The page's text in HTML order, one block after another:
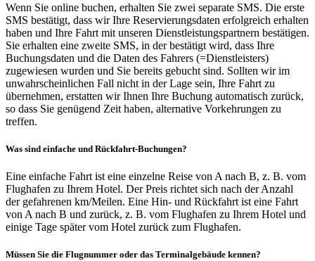
Wenn Sie online buchen, erhalten Sie zwei separate SMS. Die erste
SMS bestätigt, dass wir Ihre Reservierungsdaten erfolgreich erhalten
haben und Ihre Fahrt mit unseren Dienstleistungspartnern bestätigen.
Sie erhalten eine zweite SMS, in der bestätigt wird, dass Ihre
Buchungsdaten und die Daten des Fahrers (=Dienstleisters)
zugewiesen wurden und Sie bereits gebucht sind. Sollten wir im
unwahrscheinlichen Fall nicht in der Lage sein, Ihre Fahrt zu
übernehmen, erstatten wir Ihnen Ihre Buchung automatisch zurück,
so dass Sie genügend Zeit haben, alternative Vorkehrungen zu
treffen.
Was sind einfache und Rückfahrt-Buchungen?
Eine einfache Fahrt ist eine einzelne Reise von A nach B, z. B. vom
Flughafen zu Ihrem Hotel. Der Preis richtet sich nach der Anzahl
der gefahrenen km/Meilen. Eine Hin- und Rückfahrt ist eine Fahrt
von A nach B und zurück, z. B. vom Flughafen zu Ihrem Hotel und
einige Tage später vom Hotel zurück zum Flughafen.
Müssen Sie die Flugnummer oder das Terminalgebäude kennen?